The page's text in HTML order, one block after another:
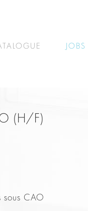
JOBS
(H/F)
sous CAO